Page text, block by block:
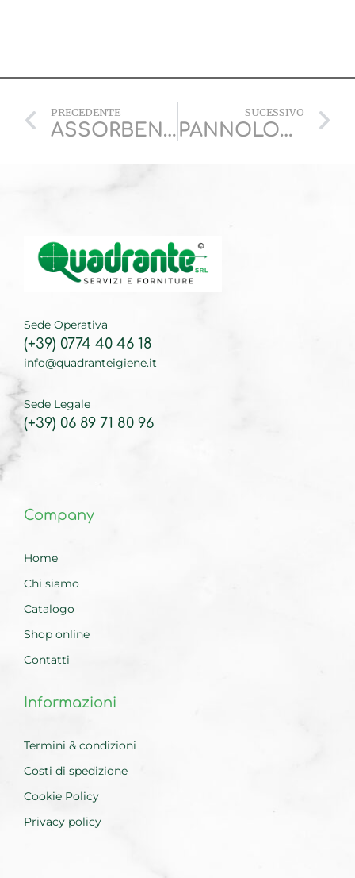
PRECEDENTE
ASSORBENTI MAN
SUCESSIVO
PANNOLONE A MUTANDINA
Sede Operativa
(+39) 0774 40 46 18
info@quadranteigiene.it
Sede Legale
(+39) 06 89 71 80 96
Company
Home
Chi siamo
Catalogo
Shop online
Contatti
Informazioni
Termini & condizioni
Costi di spedizione
Cookie Policy
Privacy policy